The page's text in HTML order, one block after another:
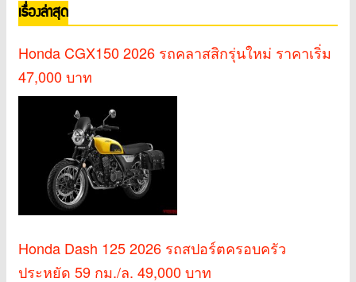
เรื่องล่าสุด
Honda CGX150 2026 รถคลาสสิกรุ่นใหม่ ราคาเริ่ม
47,000 บาท
Honda Dash 125 2026 รถสปอร์ตครอบครัว
ประหยัด 59 กม./ล. 49,000 บาท